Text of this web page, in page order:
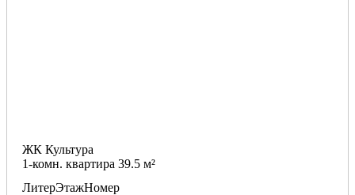
ЖК Культура
1-комн. квартира 39.5 м²
ЛитерЭтажНомер